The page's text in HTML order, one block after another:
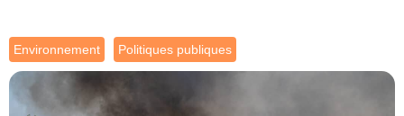
Environnement Politiques publiques